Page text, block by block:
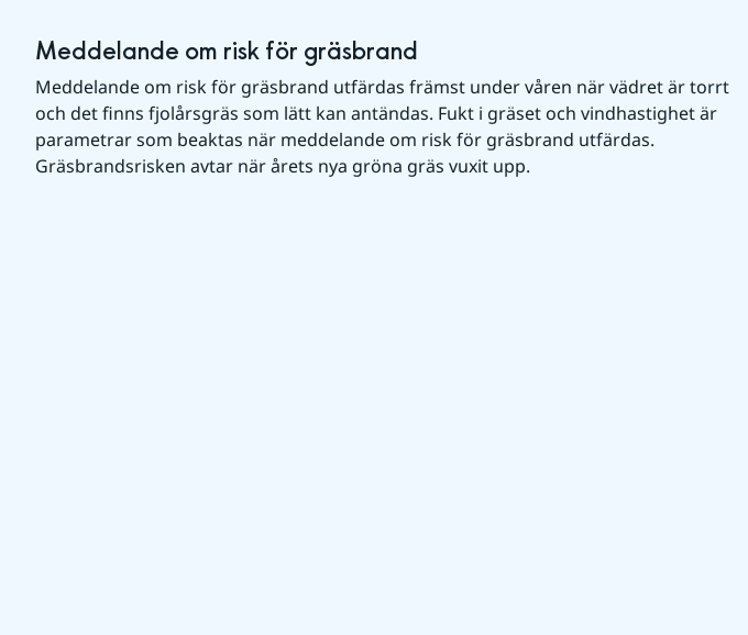
Meddelande om risk för gräsbrand
Meddelande om risk för gräsbrand utfärdas främst under våren när vädret är torrt
och det finns fjolårsgräs som lätt kan antändas. Fukt i gräset och vindhastighet är
parametrar som beaktas när meddelande om risk för gräsbrand utfärdas.
Gräsbrandsrisken avtar när årets nya gröna gräs vuxit upp.